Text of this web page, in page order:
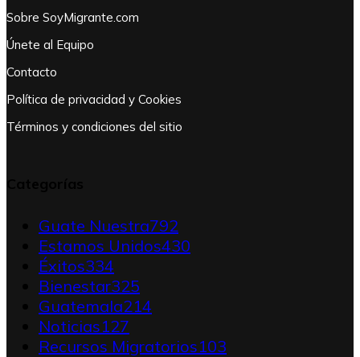
Sobre SoyMigrante.com
Únete al Equipo
Contacto
Política de privacidad y Cookies
Términos y condiciones del sitio
Guate Nuestra792
Estamos Unidos430
Éxitos334
Bienestar325
Guatemala214
Noticias127
Recursos Migratorios103